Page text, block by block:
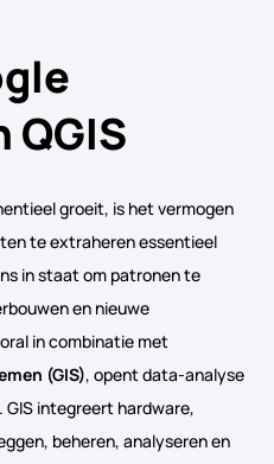
QGIS
groeit, is het vermogen
te extraheren essentieel
in staat om patronen te
en nieuwe
in combinatie met
(GIS), opent data-analyse
GIS integreert hardware,
beheren, analyseren en